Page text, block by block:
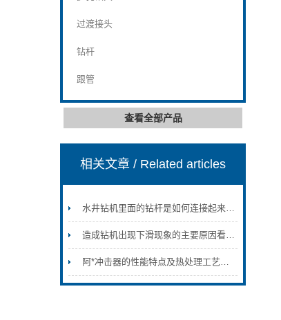
过渡接头
钻杆
跟管
查看全部产品
相关文章/ Related articles
水井钻机里面的钻杆是如何连接起来的？
造成钻机出现下滑现象的主要原因看完便知
阿*冲击器的性能特点及热处理工艺介绍